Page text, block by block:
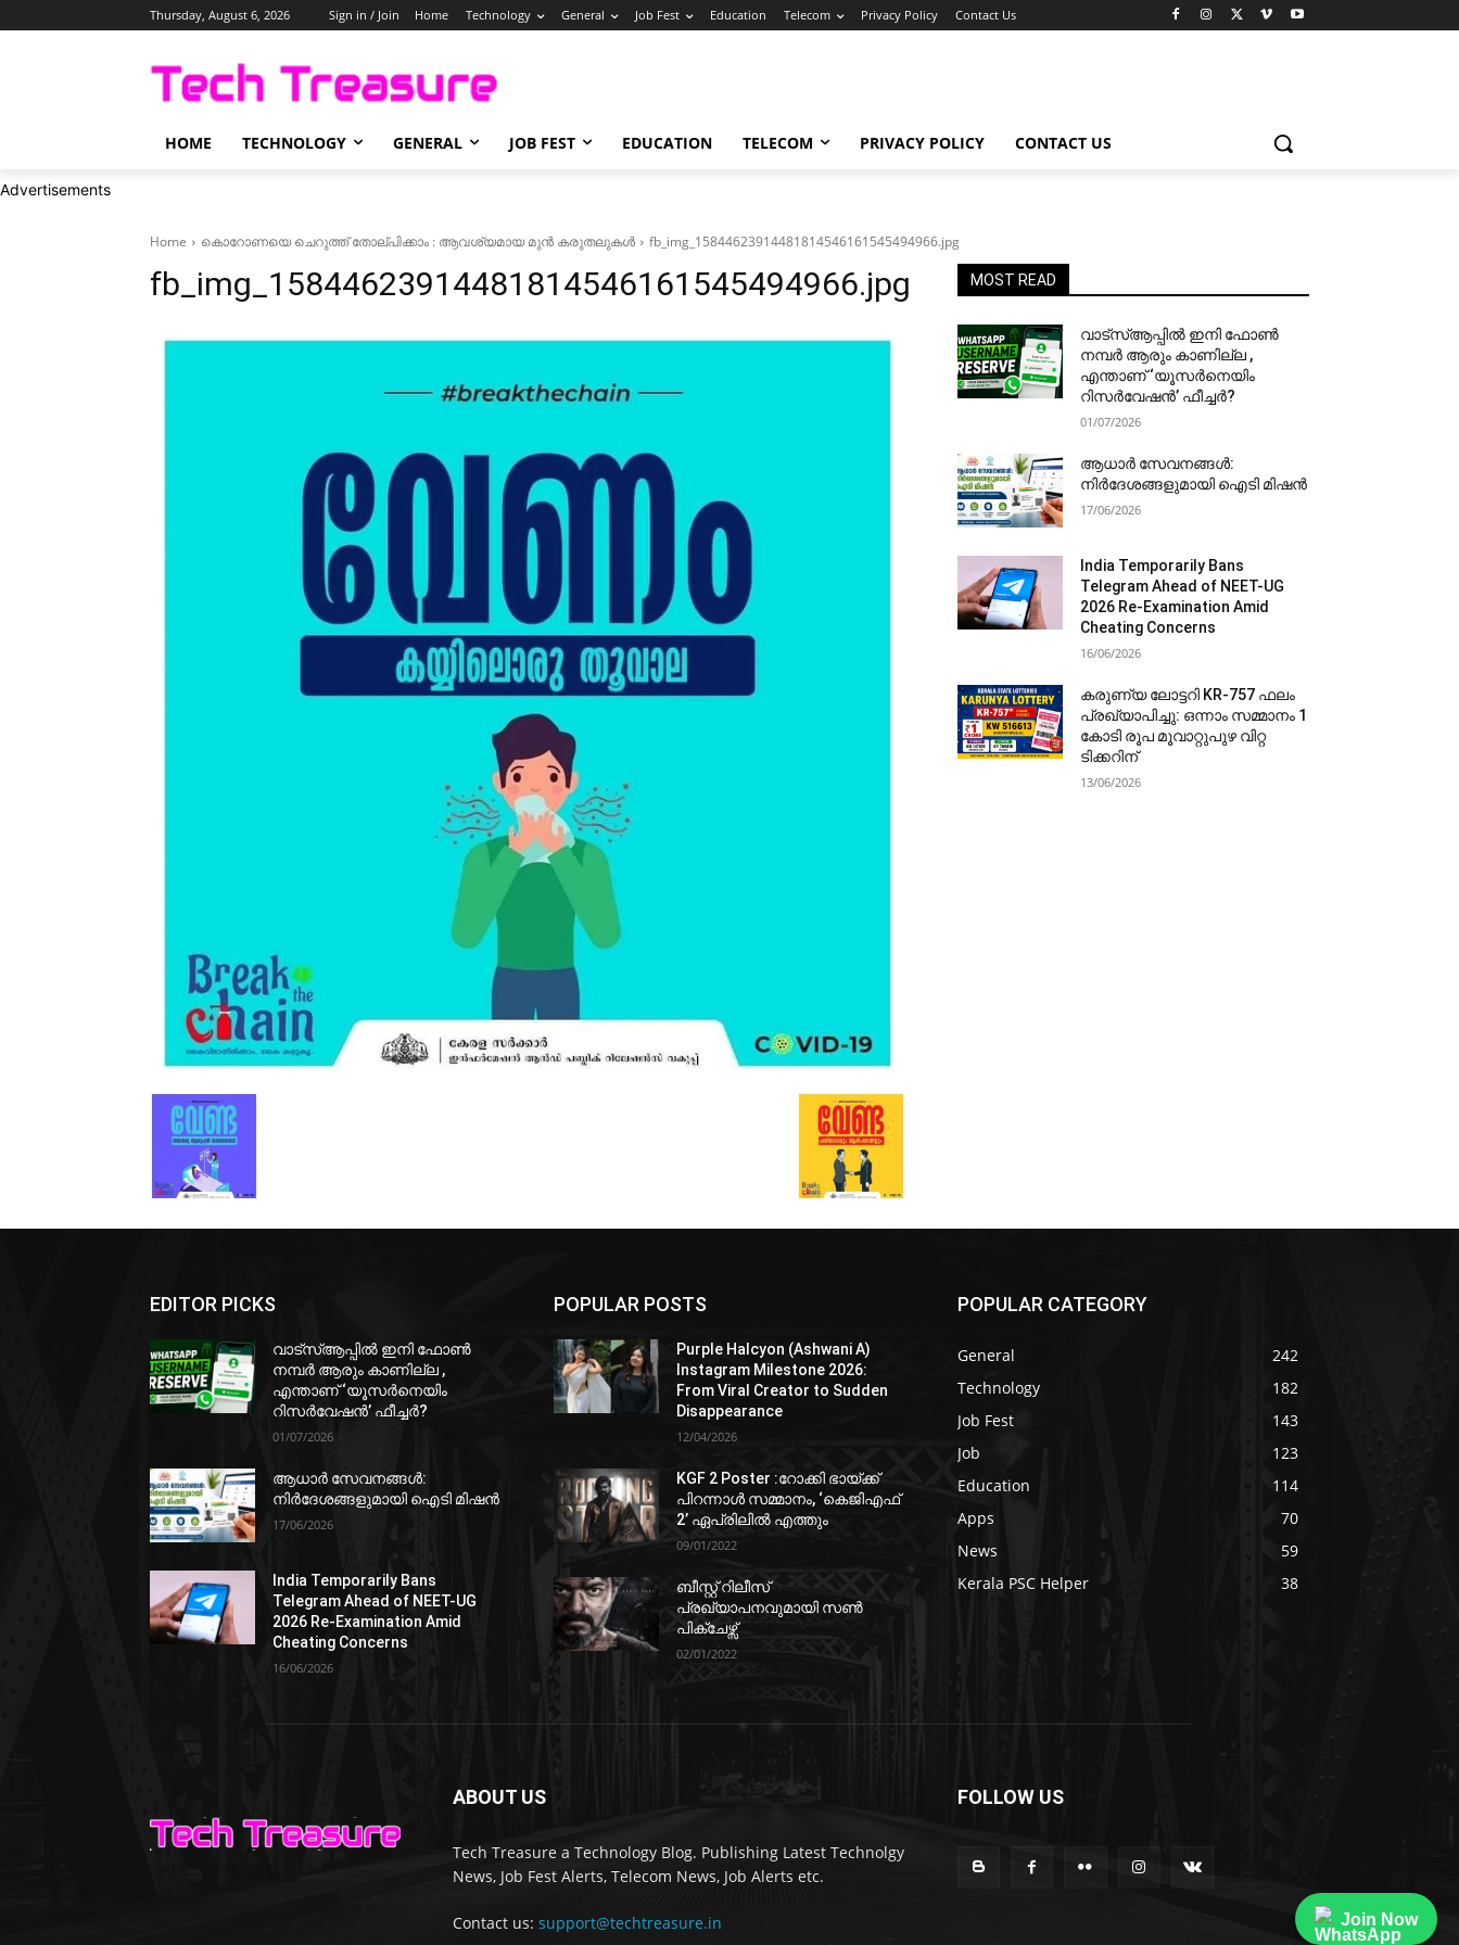
Thursday, August 6, 2026 Sign in / Join Home Technology General Job Fest Education Telecom Privacy Policy Contact Us
HOME TECHNOLOGY GENERAL JOB FEST EDUCATION TELECOM PRIVACY POLICY CONTACT US
Advertisements
Home കൊറോണയെ ചെറുത്ത് തോല്പിക്കാം : ആവശ്യമായ മുൻ കരുതലുകൾ fb_img_15844623914481814546161545494966.jpg
fb_img_15844623914481814546161545494966.jpg MOST READ
വാട്‌സ്ആപ്പിൽ ഇനി ഫോൺ
നമ്പർ ആരും കാണില്ല ,
എന്താണ് ‘യൂസർനെയിം
റിസർവേഷൻ’ ഫീച്ചർ?
01/07/2026
ആധാർ സേവനങ്ങൾ:
നിർദേശങ്ങളുമായി ഐടി മിഷൻ
17/06/2026
India Temporarily Bans
Telegram Ahead of NEET-UG
2026 Re-Examination Amid
Cheating Concerns
16/06/2026
കരുണ്യ ലോട്ടറി KR-757 ഫലം
പ്രഖ്യാപിച്ചു: ഒന്നാം സമ്മാനം 1
കോടി രൂപ മൂവാറ്റുപുഴ വിറ്റ
ടിക്കറിന്
13/06/2026
EDITOR PICKS
വാട്‌സ്ആപ്പിൽ ഇനി ഫോൺ
നമ്പർ ആരും കാണില്ല ,
എന്താണ് ‘യൂസർനെയിം
റിസർവേഷൻ’ ഫീച്ചർ?
01/07/2026
ആധാർ സേവനങ്ങൾ:
നിർദേശങ്ങളുമായി ഐടി മിഷൻ
17/06/2026
India Temporarily Bans
Telegram Ahead of NEET-UG
2026 Re-Examination Amid
Cheating Concerns
16/06/2026
POPULAR POSTS
Purple Halcyon (Ashwani A)
Instagram Milestone 2026:
From Viral Creator to Sudden
Disappearance
12/04/2026
KGF 2 Poster :റോക്കി ഭായ്ക്ക്
പിറന്നാൾ സമ്മാനം, ‘കെജിഎഫ്
2’ ഏപ്രിലിൽ എത്തും
09/01/2022
ബീസ്റ്റ് റിലീസ്
പ്രഖ്യാപനവുമായി സണ്‍
പിക്ചേഴ്സ്
02/01/2022
POPULAR CATEGORY
General
242
Technology
182
Job Fest
143
Job
123
Education
114
Apps
70
News
59
Kerala PSC Helper
38
ABOUT US
Tech Treasure a Technology Blog. Publishing Latest Technolgy
News, Job Fest Alerts, Telecom News, Job Alerts etc.
Contact us: support@techtreasure.in
FOLLOW US
Join Now